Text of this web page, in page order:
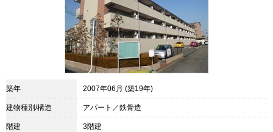
築年 2007年06月 (築19年)
建物種別/構造 アパート／鉄骨造
階建 3階建